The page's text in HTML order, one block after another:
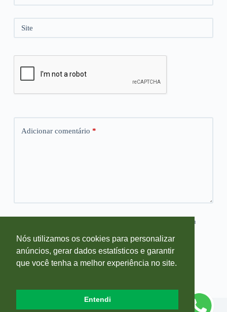
Site
Adicionar comentário *
Salvar meus dados neste navegador para a próxima vez que eu
Publicar comentário
Copyright © 2026 Blog Farmácia Sempre Viva - Desenvolvido por
Nós utilizamos os cookies para personalizar
anúncios, gerar dados estatísticos e garantir
que você tenha a melhor experiência no site.
Entendi